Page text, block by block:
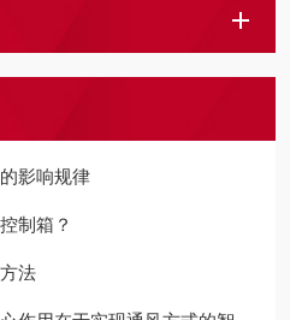
影响规律
制箱？
法